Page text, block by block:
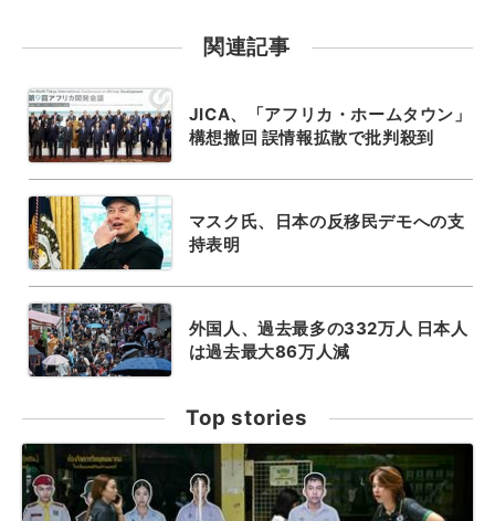
関連記事
JICA、「アフリカ・ホームタウン」
構想撤回 誤情報拡散で批判殺到
マスク氏、日本の反移民デモへの支
持表明
外国人、過去最多の332万人 日本人
は過去最大86万人減
Top stories